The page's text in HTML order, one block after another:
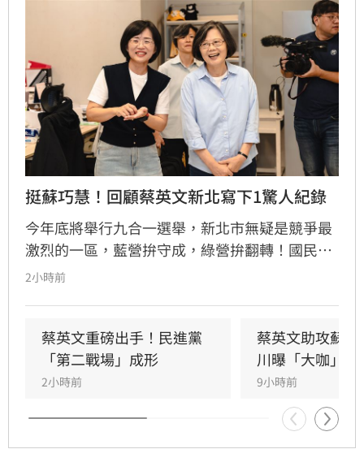
挺蘇巧慧！回顧蔡英文新北寫下1驚人紀錄
今年底將舉行九合一選舉，新北市無疑是競爭最
激烈的一區，藍營拚守成，綠營拚翻轉！國民黨
參選人李四川與民進黨參選人蘇巧慧民調更是呈
主委時，蔡英文一口就答應。完成兩屆總統任期
的蔡英文，除了挾帶超高人氣之外，新北更是她
的「政壇起家厝」，三度在此橫掃百萬票，有望
2小時前
蔡英文重磅出手！民進黨
「第二戰場」成形
2小時前
蔡英文助攻蘇
川曝「大咖」應
9小時前